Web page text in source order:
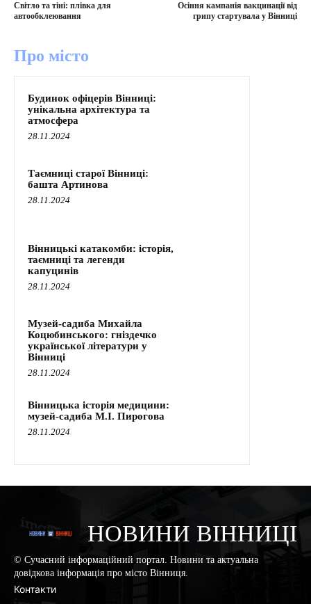
Світло та тіні: плівка для
автообклеювання
Осіння кампанія вакцинації від
грипу стартувала у Вінниці
Про місто
Будинок офіцерів Вінниці:
унікальна архітектура та
атмосфера
28.11.2024
Таємниці старої Вінниці:
башта Артинова
28.11.2024
Вінницькі катакомби: історія,
таємниці та легенди
капуцинів
28.11.2024
Музей-садиба Михайла
Коцюбинського: гніздечко
української літератури у
Вінниці
28.11.2024
Вінницька історія медицини:
музей-садиба М.І. Пирогова
28.11.2024
НОВИНИ ВІННИЦІ
© Сучасний інформаційний портал. Новини та актуальна
довідкова інформація про місто Вінниця.
Контакти